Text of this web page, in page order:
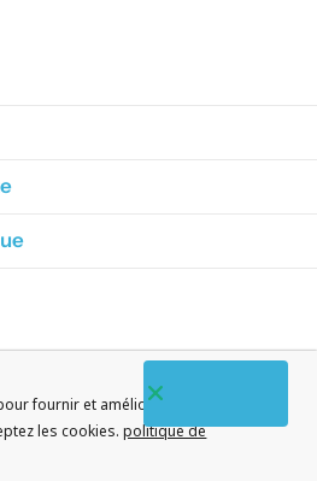
fournir et améliorer nos services. En
les cookies. politique de